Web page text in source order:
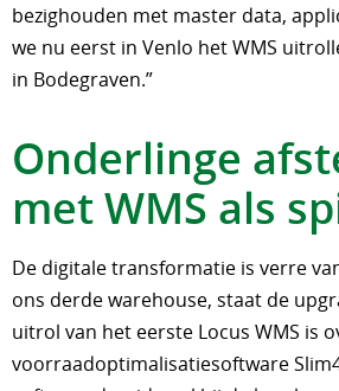
bezighouden met master data,
we nu eerst in Venlo het WMS
in Bodegraven.”
Onderlinge
met WMS als
De digitale transformatie is verre
ons derde warehouse, staat de
uitrol van het eerste Locus WMS is
voorraadoptimalisatiesoftware